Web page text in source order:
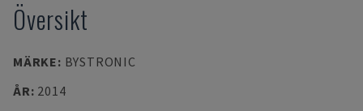
Översikt
MÄRKE: BYSTRONIC
ÅR: 2014